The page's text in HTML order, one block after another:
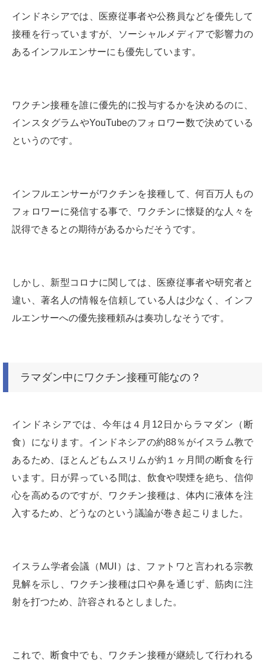
インドネシアでは、医療従事者や公務員などを優先して
接種を行っていますが、ソーシャルメディアで影響力の
あるインフルエンサーにも優先しています。
ワクチン接種を誰に優先的に投与するかを決めるのに、
インスタグラムやYouTubeのフォロワー数で決めている
というのです。
インフルエンサーがワクチンを接種して、何百万人もの
フォロワーに発信する事で、ワクチンに懐疑的な人々を
説得できるとの期待があるからだそうです。
しかし、新型コロナに関しては、医療従事者や研究者と
違い、著名人の情報を信頼している人は少なく、インフ
ルエンサーへの優先接種頼みは奏功しなそうです。
ラマダン中にワクチン接種可能なの？
インドネシアでは、今年は４月12日からラマダン（断
食）になります。インドネシアの約88％がイスラム教で
あるため、ほとんどもムスリムが約１ヶ月間の断食を行
います。日が昇っている間は、飲食や喫煙を絶ち、信仰
心を高めるのですが、ワクチン接種は、体内に液体を注
入するため、どうなのという議論が巻き起こりました。
イスラム学者会議（MUI）は、ファトワと言われる宗教
見解を示し、ワクチン接種は口や鼻を通じず、筋肉に注
射を打つため、許容されるとしました。
これで、断食中でも、ワクチン接種が継続して行われる